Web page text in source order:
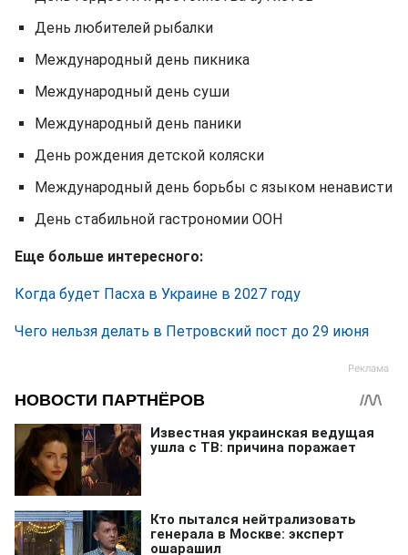
День любителей рыбалки
Международный день пикника
Международный день суши
Международный день паники
День рождения детской коляски
Международный день борьбы с языком ненависти
День стабильной гастрономии ООН
Еще больше интересного:
Когда будет Пасха в Украине в 2027 году
Чего нельзя делать в Петровский пост до 29 июня